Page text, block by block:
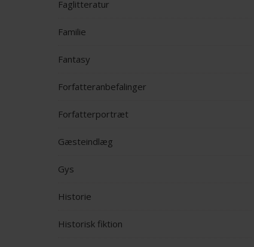
Faglitteratur
Familie
Fantasy
Forfatteranbefalinger
Forfatterportræt
Gæsteindlæg
Gys
Historie
Historisk fiktion